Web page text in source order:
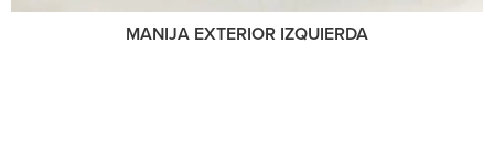
MANIJA EXTERIOR IZQUIERDA